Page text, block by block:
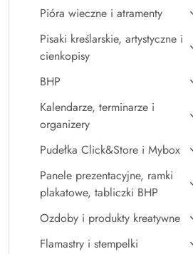
Pióra wieczne i atramenty
Pisaki kreślarskie, artystyczne i
cienkopisy
BHP
Kalendarze, terminarze i
organizery
Pudełka Click&Store i Mybox
Panele prezentacyjne, ramki
plakatowe, tabliczki BHP
Ozdoby i produkty kreatywne
Flamastry i stempelki